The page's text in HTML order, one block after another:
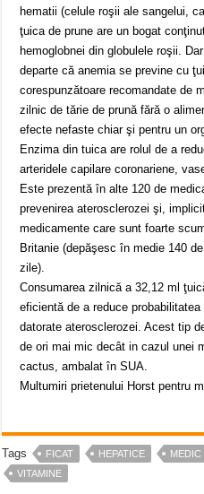
hematii (celule roşii ale sangelui,
ţuica de prune are un bogat
hemoglobnei din globulele roşii.
departe că anemia se previne cu
corespunzătoare recomandate de
zilnic de tărie de prună fără o
efecte nefaste chiar şi pentru un
Enzima din tuica are rolul de a
arteridele capilare coronariene,
Este prezentă în alte 120 de
prevenirea aterosclerozei şi,
medicamente care sunt foarte
Britanie (depăşesc în medie 140
zile).
Consumarea zilnică a 32,12 ml
eficientă de a reduce
datorate aterosclerozei. Acest tip
de ori mai mic decât in cazul unei
cactus, ambalat în SUA.
Multumiri prietenului Horst pentru
Tags FICAT HEPATICE MEDIC
VITAMINE